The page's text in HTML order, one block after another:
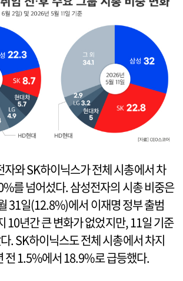
자와 SK하이닉스가 전체 시총에서 차
를 넘어섰다. 삼성전자의 시총 비중은
31일(12.8%)에서 이재명 정부 출범
10년간 큰 변화가 없었지만, 11일 기준
. SK하이닉스도 전체 시총에서 차지
전 1.5%에서 18.9%로 급등했다.